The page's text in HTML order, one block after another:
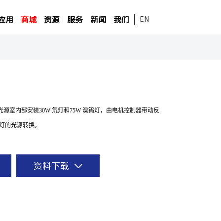
用 商城 资源 服务 新闻 我们 EN
源室内部安装30W 氘灯和75W 溴钨灯，由电机控制器带动反
的光源转换。
资料下载